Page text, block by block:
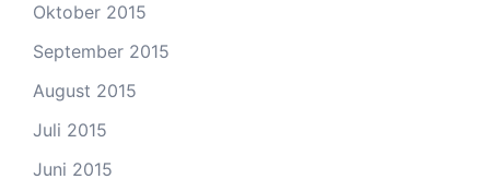
Oktober 2015
September 2015
August 2015
Juli 2015
Juni 2015